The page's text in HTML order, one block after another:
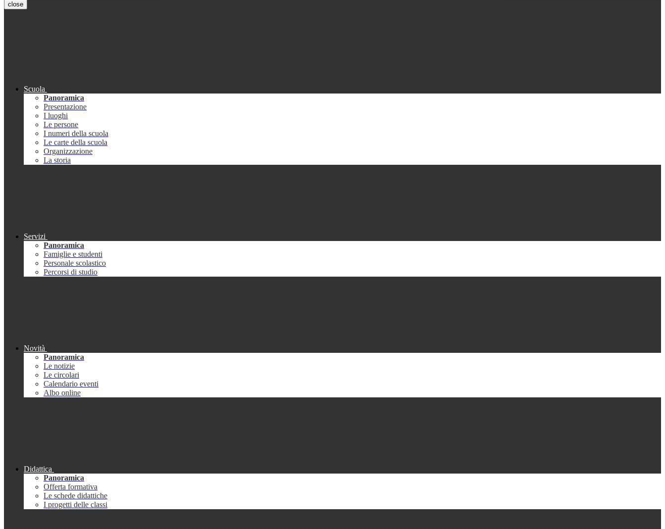
close
Scuola
Panoramica
Presentazione
I luoghi
Le persone
I numeri della scuola
Le carte della scuola
Organizzazione
La storia
Servizi
Panoramica
Famiglie e studenti
Personale scolastico
Percorsi di studio
Novità
Panoramica
Le notizie
Le circolari
Calendario eventi
Albo online
Didattica
Panoramica
Offerta formativa
Le schede didattiche
I progetti delle classi